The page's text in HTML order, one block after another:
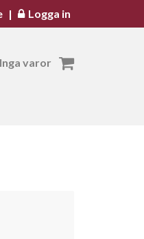
| Logga in
Inga varor